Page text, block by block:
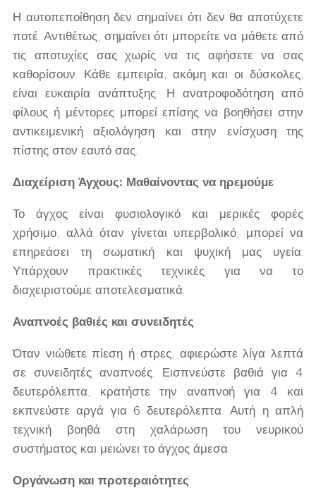
Η αυτοπεποίθηση δεν σημαίνει ότι δεν θα αποτύχετε
ποτέ. Αντιθέτως, σημαίνει ότι μπορείτε να μάθετε από
τις αποτυχίες σας χωρίς να τις αφήσετε να σας
καθορίσουν. Κάθε εμπειρία, ακόμη και οι δύσκολες,
είναι ευκαιρία ανάπτυξης. Η ανατροφοδότηση από
φίλους ή μέντορες μπορεί επίσης να βοηθήσει στην
αντικειμενική αξιολόγηση και στην ενίσχυση της
πίστης στον εαυτό σας.
Διαχείριση Άγχους: Μαθαίνοντας να ηρεμούμε
Το άγχος είναι φυσιολογικό και μερικές φορές
χρήσιμο, αλλά όταν γίνεται υπερβολικό, μπορεί να
επηρεάσει τη σωματική και ψυχική μας υγεία.
Υπάρχουν πρακτικές τεχνικές για να το
διαχειριστούμε αποτελεσματικά.
Αναπνοές βαθιές και συνειδητές
Όταν νιώθετε πίεση ή στρες, αφιερώστε λίγα λεπτά
σε συνειδητές αναπνοές. Εισπνεύστε βαθιά για 4
δευτερόλεπτα, κρατήστε την αναπνοή για 4 και
εκπνεύστε αργά για 6 δευτερόλεπτα. Αυτή η απλή
τεχνική βοηθά στη χαλάρωση του νευρικού
συστήματος και μειώνει το άγχος άμεσα.
Οργάνωση και προτεραιότητες